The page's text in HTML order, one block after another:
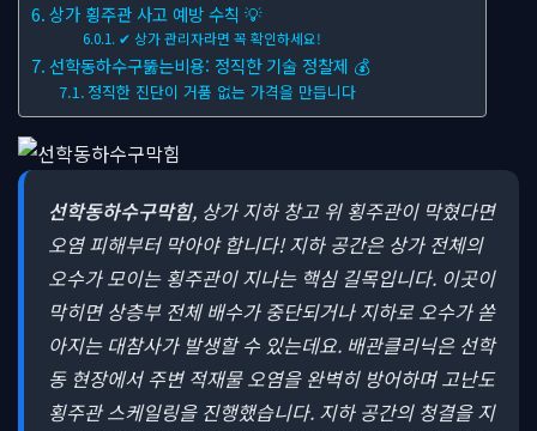
상가 횡주관 사고 예방 수칙 💡
✔ 상가 관리자라면 꼭 확인하세요!
선학동하수구뚫는비용: 정직한 기술 정찰제 💰
정직한 진단이 거품 없는 가격을 만듭니다
선학동하수구막힘, 상가 지하 창고 위 횡주관이 막혔다면
오염 피해부터 막아야 합니다! 지하 공간은 상가 전체의
오수가 모이는 횡주관이 지나는 핵심 길목입니다. 이곳이
막히면 상층부 전체 배수가 중단되거나 지하로 오수가 쏟
아지는 대참사가 발생할 수 있는데요. 배관클리닉은 선학
동 현장에서 주변 적재물 오염을 완벽히 방어하며 고난도
횡주관 스케일링을 진행했습니다. 지하 공간의 청결을 지